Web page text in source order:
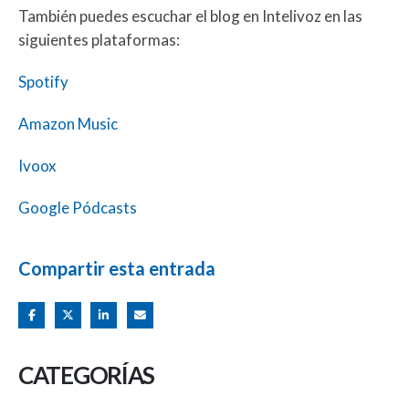
También puedes escuchar el blog en Intelivoz en las
siguientes plataformas:
Spotify
Amazon Music
Ivoox
Google Pódcasts
Compartir esta entrada
CATEGORÍAS